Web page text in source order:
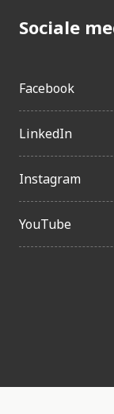
Sociale
Facebook
LinkedIn
Instagram
YouTube